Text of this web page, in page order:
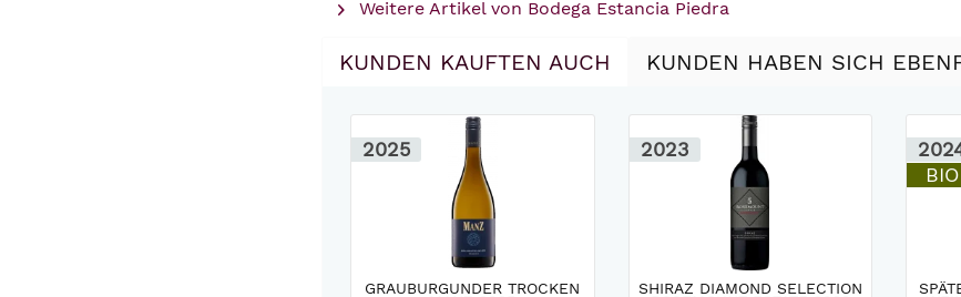
Weitere Artikel von Bodega Estancia Piedra
KUNDEN KAUFTEN AUCH KUNDEN HABEN SICH
2025
GRAUBURGUNDER TROCKEN
2023
SHIRAZ DIAMOND SELECTION
BIO